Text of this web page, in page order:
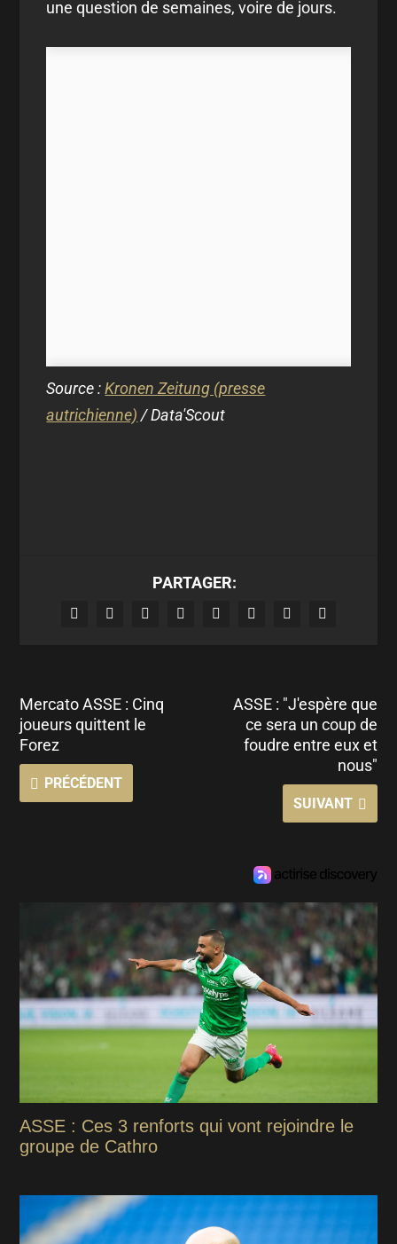
une question de semaines, voire de jours.
Source :Kronen Zeitung (presse
autrichienne) / Data'Scout
PARTAGER:
Mercato ASSE : Cinq
joueurs quittent le
Forez
PRÉCÉDENT
ASSE : "J'espère que
ce sera un coup de
foudre entre eux et
nous"
SUIVANT
ASSE : Ces 3 renforts qui vont rejoindre le
groupe de Cathro